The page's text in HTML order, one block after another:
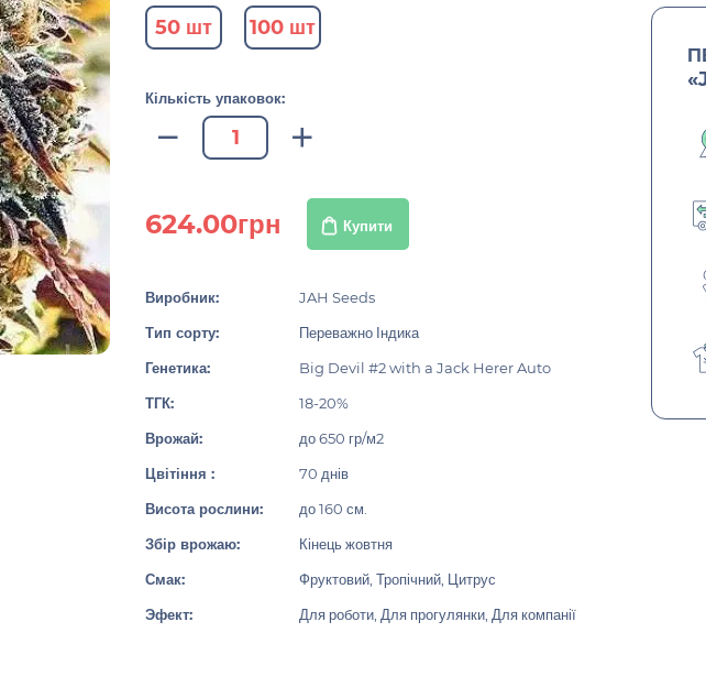
50 шт 100 шт
Кількість упаковок:
624.00грн Купити
Виробник:
JAH Seeds
Тип сорту:
Переважно Індика
Генетика:
Big Devil #2 with a Jack Herer Auto
ТГК:
18-20%
Врожай:
до 650 гр/м2
Цвітіння :
70 днів
Висота рослини:
до 160 см.
Збір врожаю:
Кінець жовтня
Смак:
Фруктовий, Тропічний, Цитрус
Эфект:
Для роботи, Для прогулянки, Для компанії